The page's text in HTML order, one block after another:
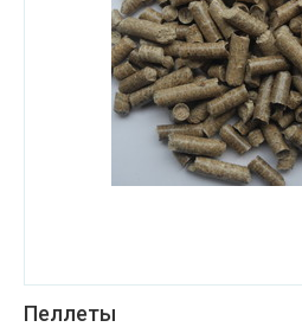
Пеллеты